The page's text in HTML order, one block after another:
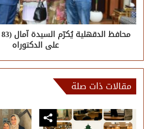
على الدكتوراه
مقالات ذات صلة